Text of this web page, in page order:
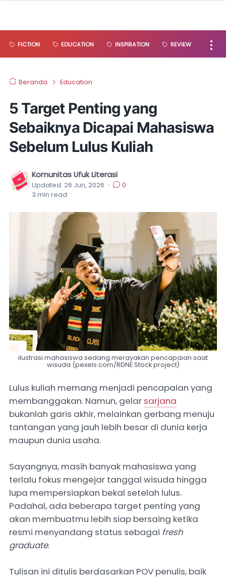
FICTION EDUCATION INSPIRATION REVIEW
Beranda Education
5 Target Penting yang
Sebaiknya Dicapai Mahasiswa
Sebelum Lulus Kuliah
Komunitas Ufuk Literasi
Updated: 26 Jun, 2026 •
0
3 min read
ilustrasi mahasiswa sedang merayakan pencapaian saat
wisuda (pexels.com/RDNE Stock project)
Lulus kuliah memang menjadi pencapaian yang
membanggakan. Namun, gelar sarjana
bukanlah garis akhir, melainkan gerbang menuju
tantangan yang jauh lebih besar di dunia kerja
maupun dunia usaha.
Sayangnya, masih banyak mahasiswa yang
terlalu fokus mengejar tanggal wisuda hingga
lupa mempersiapkan bekal setelah lulus.
Padahal, ada beberapa target penting yang
akan membuatmu lebih siap bersaing ketika
resmi menyandang status sebagai fresh
graduate.
Tulisan ini ditulis berdasarkan POV penulis, baik